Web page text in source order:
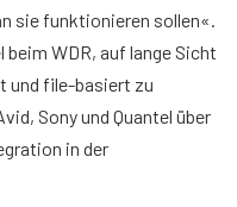
sie funktionieren sollen«.
WDR, auf lange Sicht
und file-basiert zu
Sony und Quantel über
in der